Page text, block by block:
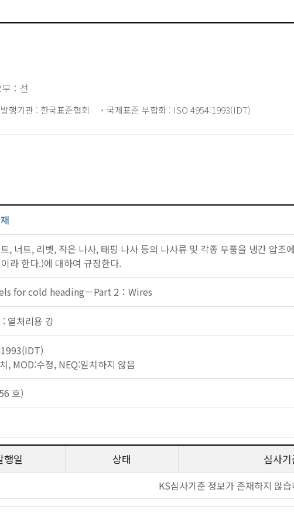
：선
발행기관 : 한국표준협회 국제표준 부합화 : ISO 4954:1993(IDT)
, 너트, 리벳, 작은 나사, 태핑 나사 등의 나사류 및 각종 부품을 냉간 압
라 한다.)에 대하여 규정한다.
for cold heading－Part 2：Wires
열처리용 강
, MOD:수정, NEQ:일치하지 않음
호)
행일 상태 심사
KS심사기준 정보가 존재하지 않